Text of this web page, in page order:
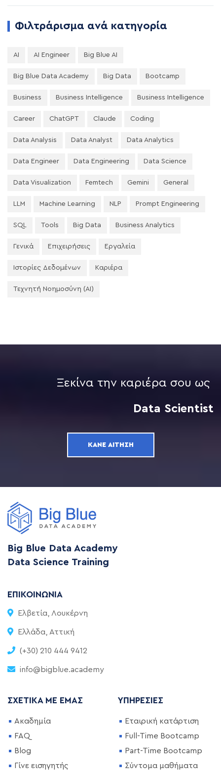
Φιλτράρισμα ανά κατηγορία
AI AI Engineer Big Blue AI
Big Blue Data Academy Big Data Bootcamp
Business Business Intelligence Business Intelligence
Career ChatGPT Claude Coding
Data Analysis Data Analyst Data Analytics
Data Engineer Data Engineering Data Science
Data Visualization Femtech Gemini General
LLM Machine Learning NLP Prompt Engineering
SQL Tools Big Data Business Analytics
Γενικά Επιχειρήσεις Εργαλεία
Ιστορίες Δεδομένων Καριέρα
Τεχνητή Νοημοσύνη (AI)
Ξεκίνα την καριέρα σου ως
Data Scientist
ΚΆΝΕ ΑΊΤΗΣΗ
Big Blue Data Academy
Data Science Training
ΕΠΙΚΟΙΝΩΝΊΑ
Ελβετία, Λουκέρνη
Ελλάδα, Αττική
(+30) 210 444 9412
info@bigblue.academy
ΣΧΕΤΙΚΆ ΜΕ ΕΜΆΣ
Ακαδημία
FAQ
Blog
Γίνε εισηγητής
ΥΠΗΡΕΣΊΕΣ
Εταιρική κατάρτιση
Full-Time Bootcamp
Part-Time Bootcamp
Σύντομα μαθήματα